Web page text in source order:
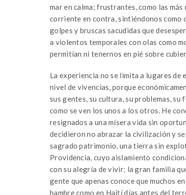
mar en calma; frustrantes, como las
corriente en contra, sintiéndonos como
golpes y bruscas sacudidas que
a violentos temporales con olas como
permitían ni tenernos en pié sobre
La experiencia no se limita a lugares de
nivel de vivencias, porque
sus gentes, su cultura, su problemas,
como se ven los unos a los otros. He
resignados a una mísera vida sin
decidieron no abrazar la civilización y
sagrado patrimonio, una tierra sin
Providencia, cuyo aislamiento
con su alegría de vivir; la gran familia
gente que apenas conoce que muchos
hambre como en Haití días antes del